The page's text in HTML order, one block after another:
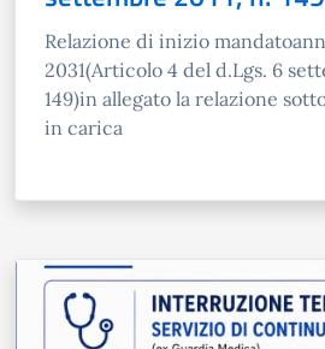
Relazione di inizio
2031(Articolo 4 del d.Lgs. 6
149)in allegato la relazione
in carica